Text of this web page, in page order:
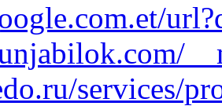
services/